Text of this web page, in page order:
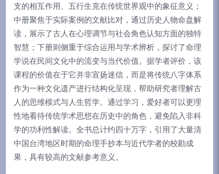
支的相互作用、五行生克在传统世界观中的象征意义；
中册聚焦于实际案例的文献比对，通过历史人物命盘解
读，展示了古人在心理调节与社会角色认知方面的独特
智慧；下册则侧重于综合运用与学术辨析，探讨了命理
学说在民间文化中的流变与当代价值。据学者评价，该
课程的价值在于它并非宣扬迷信，而是将传统八字体系
作为一种文化遗产进行结构化呈现，帮助研究者理解古
人的思维模式与人生哲学。通过学习，爱好者可以更理
性地看待传统学术思想在历史中的角色，避免陷入非科
学的功利性解读。全书总计约四十万字，引用了大量清
中国台湾地区时期的命理手抄本与近代学者的校勘成
果，具有较高的文献参考意义。